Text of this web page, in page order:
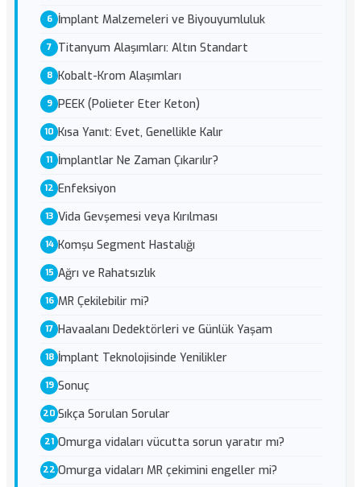
İmplant Malzemeleri ve Biyouyumluluk
Titanyum Alaşımları: Altın Standart
Kobalt-Krom Alaşımları
PEEK (Polieter Eter Keton)
Kısa Yanıt: Evet, Genellikle Kalır
İmplantlar Ne Zaman Çıkarılır?
Enfeksiyon
Vida Gevşemesi veya Kırılması
Komşu Segment Hastalığı
Ağrı ve Rahatsızlık
MR Çekilebilir mi?
Havaalanı Dedektörleri ve Günlük Yaşam
İmplant Teknolojisinde Yenilikler
Sonuç
Sıkça Sorulan Sorular
Omurga vidaları vücutta sorun yaratır mı?
Omurga vidaları MR çekimini engeller mi?